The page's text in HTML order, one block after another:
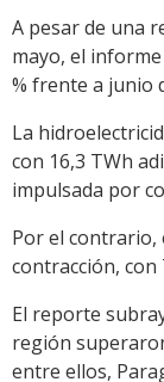
A pesar de una
mayo, el
% frente a junio
La
con 16,3 TWh
impulsada por
Por el
contracción,
El reporte
región
entre ellos,